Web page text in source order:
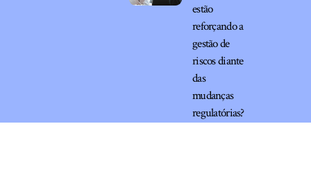
estão
reforçando a
gestão de
riscos diante
das
mudanças
regulatórias?